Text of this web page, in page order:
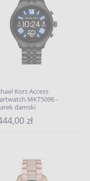
Kors Access
MKT5096 -
damski
zł